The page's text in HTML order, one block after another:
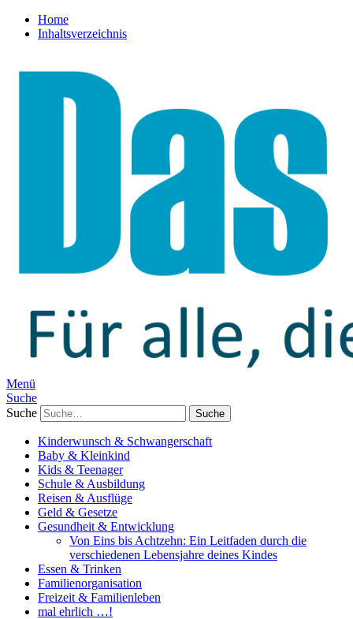
Home
Inhaltsverzeichnis
Menü
Suche
Suche
Kinderwunsch & Schwangerschaft
Baby & Kleinkind
Kids & Teenager
Schule & Ausbildung
Reisen & Ausflüge
Geld & Gesetze
Gesundheit & Entwicklung
Von Eins bis Achtzehn: Ein Leitfaden durch die
verschiedenen Lebensjahre deines Kindes
Essen & Trinken
Familienorganisation
Freizeit & Familienleben
mal ehrlich …!